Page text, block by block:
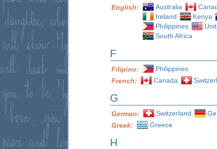
English: Australia
Ireland
Kenya
Philippines
South Africa
F
Filipino:
Philippines
French:
Canada
G
German: Switzerland
Greek:
Greece
H